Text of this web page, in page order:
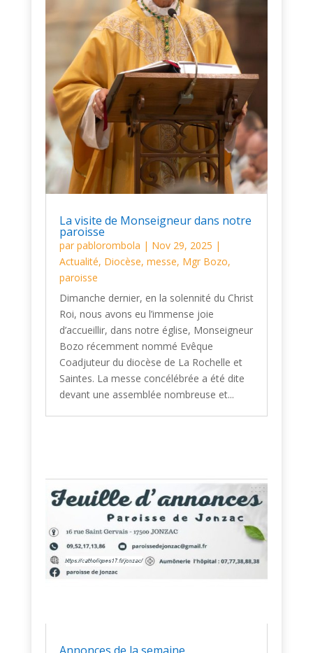
La visite de Monseigneur dans notre
paroisse
par pablorombola | Nov 29, 2025 |
Actualité, Diocèse, messe, Mgr Bozo,
paroisse
Dimanche dernier, en la solennité du Christ
Roi, nous avons eu l’immense joie
d’accueillir, dans notre église, Monseigneur
Bozo récemment nommé Evêque
Coadjuteur du diocèse de La Rochelle et
Saintes. La messe concélébrée a été dite
devant une assemblée nombreuse et...
Annonces de la semaine